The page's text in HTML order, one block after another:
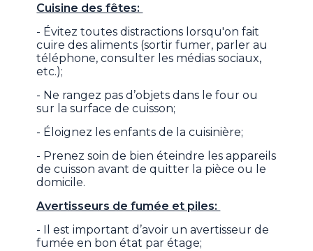
Cuisine des fêtes:
- Évitez toutes distractions lorsqu'on fait
cuire des aliments (sortir fumer, parler au
téléphone, consulter les médias sociaux,
etc.);
- Ne rangez pas d’objets dans le four ou
sur la surface de cuisson;
- Éloignez les enfants de la cuisinière;
- Prenez soin de bien éteindre les appareils
de cuisson avant de quitter la pièce ou le
domicile.
Avertisseurs de fumée et piles:
- Il est important d’avoir un avertisseur de
fumée en bon état par étage;